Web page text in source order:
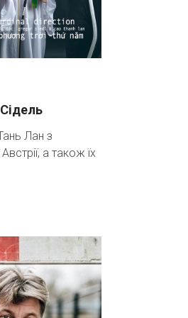
Лан з
а також їх